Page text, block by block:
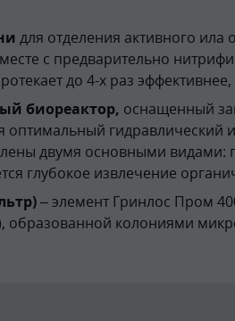
для отделения активного ила
с предварительно
до 4-х раз
биореактор, оснащенный
двумя основными видами:
глубокое извлечение
– элемент Гринлос Пром
образованной колониями